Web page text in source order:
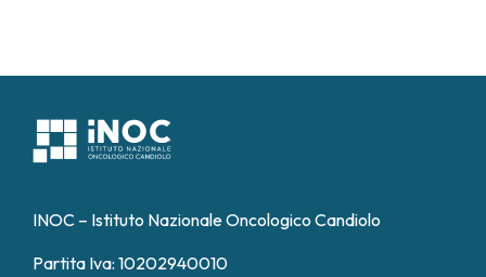
INOC – Istituto Nazionale Oncologico Candiolo
Partita Iva: 10202940010